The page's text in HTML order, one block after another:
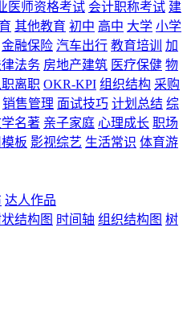
医师资格考试 会计职称考试 建
其他教育 初中 高中 大学 小学
金融保险 汽车出行 教育培训
加
法务 房地产建筑 医疗保健 物
职离职 OKR-KPI 组织结构 采购
销售管理 面试技巧 计划总结 综
名著 亲子家庭 心理成长 职场
板 影视综艺 生活常识 体育游
达人作品
结构图 时间轴 组织结构图 树